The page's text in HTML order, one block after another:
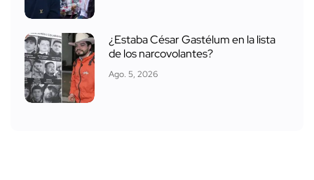
¿Estaba César Gastélum en la lista
de los narcovolantes?
Ago. 5, 2026